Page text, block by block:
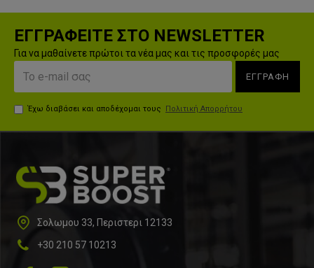
ΕΓΓΡΑΦΕΙΤΕ ΣΤΟ NEWSLETTER
Για να μαθαίνετε πρώτοι τα νέα μας και τις προσφορές μας
ΕΓΓΡΑΦΗ
Έχω διαβάσει και αποδέχομαι τους Πολιτική Απορρήτου
Σολωμου 33, Περιστερι 12133
+30 210 57 10213